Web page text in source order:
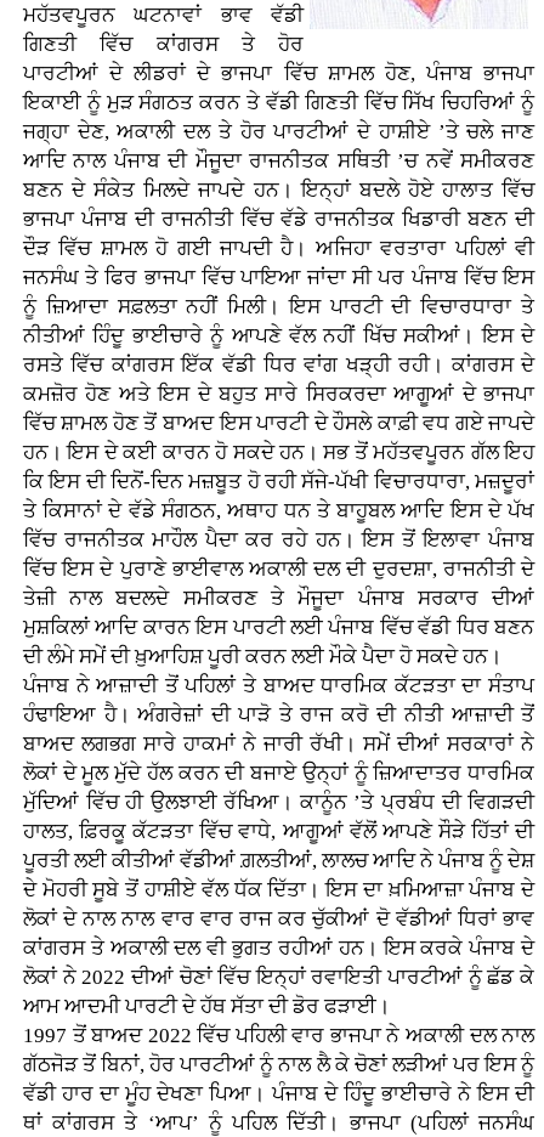
ਮਹੱਤਵਪੂਰਨ ਘਟਨਾਵਾਂ ਭਾਵ ਵੱਡੀ
ਗਿਣਤੀ ਵਿੱਚ ਕਾਂਗਰਸ ਤੇ ਹੋਰ
ਪਾਰਟੀਆਂ ਦੇ ਲੀਡਰਾਂ ਦੇ ਭਾਜਪਾ ਵਿੱਚ ਸ਼ਾਮਲ ਹੋਣ, ਪੰਜਾਬ ਭਾਜਪਾ
ਇਕਾਈ ਨੂੰ ਮੁੜ ਸੰਗਠਤ ਕਰਨ ਤੇ ਵੱਡੀ ਗਿਣਤੀ ਵਿੱਚ ਸਿੱਖ ਚਿਹਰਿਆਂ ਨੂੰ
ਜਗ੍ਹਾ ਦੇਣ, ਅਕਾਲੀ ਦਲ ਤੇ ਹੋਰ ਪਾਰਟੀਆਂ ਦੇ ਹਾਸ਼ੀਏ ’ਤੇ ਚਲੇ ਜਾਣ
ਆਦਿ ਨਾਲ ਪੰਜਾਬ ਦੀ ਮੌਜੂਦਾ ਰਾਜਨੀਤਕ ਸਥਿਤੀ ’ਚ ਨਵੇਂ ਸਮੀਕਰਣ
ਬਣਨ ਦੇ ਸੰਕੇਤ ਮਿਲਦੇ ਜਾਪਦੇ ਹਨ। ਇਨ੍ਹਾਂ ਬਦਲੇ ਹੋਏ ਹਾਲਾਤ ਵਿੱਚ
ਭਾਜਪਾ ਪੰਜਾਬ ਦੀ ਰਾਜਨੀਤੀ ਵਿੱਚ ਵੱਡੇ ਰਾਜਨੀਤਕ ਖਿਡਾਰੀ ਬਣਨ ਦੀ
ਦੌੜ ਵਿੱਚ ਸ਼ਾਮਲ ਹੋ ਗਈ ਜਾਪਦੀ ਹੈ। ਅਜਿਹਾ ਵਰਤਾਰਾ ਪਹਿਲਾਂ ਵੀ
ਜਨਸੰਘ ਤੇ ਫਿਰ ਭਾਜਪਾ ਵਿੱਚ ਪਾਇਆ ਜਾਂਦਾ ਸੀ ਪਰ ਪੰਜਾਬ ਵਿੱਚ ਇਸ
ਨੂੰ ਜ਼ਿਆਦਾ ਸਫ਼ਲਤਾ ਨਹੀਂ ਮਿਲੀ। ਇਸ ਪਾਰਟੀ ਦੀ ਵਿਚਾਰਧਾਰਾ ਤੇ
ਨੀਤੀਆਂ ਹਿੰਦੂ ਭਾਈਚਾਰੇ ਨੂੰ ਆਪਣੇ ਵੱਲ ਨਹੀਂ ਖਿੱਚ ਸਕੀਆਂ। ਇਸ ਦੇ
ਰਸਤੇ ਵਿੱਚ ਕਾਂਗਰਸ ਇੱਕ ਵੱਡੀ ਧਿਰ ਵਾਂਗ ਖੜ੍ਹੀ ਰਹੀ। ਕਾਂਗਰਸ ਦੇ
ਕਮਜ਼ੋਰ ਹੋਣ ਅਤੇ ਇਸ ਦੇ ਬਹੁਤ ਸਾਰੇ ਸਿਰਕਰਦਾ ਆਗੂਆਂ ਦੇ ਭਾਜਪਾ
ਵਿੱਚ ਸ਼ਾਮਲ ਹੋਣ ਤੋਂ ਬਾਅਦ ਇਸ ਪਾਰਟੀ ਦੇ ਹੌਸਲੇ ਕਾਫ਼ੀ ਵਧ ਗਏ ਜਾਪਦੇ
ਹਨ। ਇਸ ਦੇ ਕਈ ਕਾਰਨ ਹੋ ਸਕਦੇ ਹਨ। ਸਭ ਤੋਂ ਮਹੱਤਵਪੂਰਨ ਗੱਲ ਇਹ
ਕਿ ਇਸ ਦੀ ਦਿਨੋਂ-ਦਿਨ ਮਜ਼ਬੂਤ ਹੋ ਰਹੀ ਸੱਜੇ-ਪੱਖੀ ਵਿਚਾਰਧਾਰਾ, ਮਜ਼ਦੂਰਾਂ
ਤੇ ਕਿਸਾਨਾਂ ਦੇ ਵੱਡੇ ਸੰਗਠਨ, ਅਥਾਹ ਧਨ ਤੇ ਬਾਹੂਬਲ ਆਦਿ ਇਸ ਦੇ ਪੱਖ
ਵਿੱਚ ਰਾਜਨੀਤਕ ਮਾਹੌਲ ਪੈਦਾ ਕਰ ਰਹੇ ਹਨ। ਇਸ ਤੋਂ ਇਲਾਵਾ ਪੰਜਾਬ
ਵਿੱਚ ਇਸ ਦੇ ਪੁਰਾਣੇ ਭਾਈਵਾਲ ਅਕਾਲੀ ਦਲ ਦੀ ਦੁਰਦਸ਼ਾ, ਰਾਜਨੀਤੀ ਦੇ
ਤੇਜ਼ੀ ਨਾਲ ਬਦਲਦੇ ਸਮੀਕਰਣ ਤੇ ਮੌਜੂਦਾ ਪੰਜਾਬ ਸਰਕਾਰ ਦੀਆਂ
ਮੁਸ਼ਕਿਲਾਂ ਆਦਿ ਕਾਰਨ ਇਸ ਪਾਰਟੀ ਲਈ ਪੰਜਾਬ ਵਿੱਚ ਵੱਡੀ ਧਿਰ ਬਣਨ
ਦੀ ਲੰਮੇ ਸਮੇਂ ਦੀ ਖ਼ੁਆਹਿਸ਼ ਪੂਰੀ ਕਰਨ ਲਈ ਮੌਕੇ ਪੈਦਾ ਹੋ ਸਕਦੇ ਹਨ।
ਪੰਜਾਬ ਨੇ ਆਜ਼ਾਦੀ ਤੋਂ ਪਹਿਲਾਂ ਤੇ ਬਾਅਦ ਧਾਰਮਿਕ ਕੱਟੜਤਾ ਦਾ ਸੰਤਾਪ
ਹੰਢਾਇਆ ਹੈ। ਅੰਗਰੇਜ਼ਾਂ ਦੀ ਪਾੜੋ ਤੇ ਰਾਜ ਕਰੋ ਦੀ ਨੀਤੀ ਆਜ਼ਾਦੀ ਤੋਂ
ਬਾਅਦ ਲਗਭਗ ਸਾਰੇ ਹਾਕਮਾਂ ਨੇ ਜਾਰੀ ਰੱਖੀ। ਸਮੇਂ ਦੀਆਂ ਸਰਕਾਰਾਂ ਨੇ
ਲੋਕਾਂ ਦੇ ਮੂਲ ਮੁੱਦੇ ਹੱਲ ਕਰਨ ਦੀ ਬਜਾਏ ਉਨ੍ਹਾਂ ਨੂੰ ਜ਼ਿਆਦਾਤਰ ਧਾਰਮਿਕ
ਮੁੱਦਿਆਂ ਵਿੱਚ ਹੀ ਉਲਝਾਈ ਰੱਖਿਆ। ਕਾਨੂੰਨ ’ਤੇ ਪ੍ਰਬੰਧ ਦੀ ਵਿਗੜਦੀ
ਹਾਲਤ, ਫ਼ਿਰਕੂ ਕੱਟੜਤਾ ਵਿੱਚ ਵਾਧੇ, ਆਗੂਆਂ ਵੱਲੋਂ ਆਪਣੇ ਸੌੜੇ ਹਿੱਤਾਂ ਦੀ
ਪੂਰਤੀ ਲਈ ਕੀਤੀਆਂ ਵੱਡੀਆਂ ਗ਼ਲਤੀਆਂ, ਲਾਲਚ ਆਦਿ ਨੇ ਪੰਜਾਬ ਨੂੰ ਦੇਸ਼
ਦੇ ਮੋਹਰੀ ਸੂਬੇ ਤੋਂ ਹਾਸ਼ੀਏ ਵੱਲ ਧੱਕ ਦਿੱਤਾ। ਇਸ ਦਾ ਖ਼ਮਿਆਜ਼ਾ ਪੰਜਾਬ ਦੇ
ਲੋਕਾਂ ਦੇ ਨਾਲ ਨਾਲ ਵਾਰ ਵਾਰ ਰਾਜ ਕਰ ਚੁੱਕੀਆਂ ਦੋ ਵੱਡੀਆਂ ਧਿਰਾਂ ਭਾਵ
ਕਾਂਗਰਸ ਤੇ ਅਕਾਲੀ ਦਲ ਵੀ ਭੁਗਤ ਰਹੀਆਂ ਹਨ। ਇਸ ਕਰਕੇ ਪੰਜਾਬ ਦੇ
ਲੋਕਾਂ ਨੇ 2022 ਦੀਆਂ ਚੋਣਾਂ ਵਿੱਚ ਇਨ੍ਹਾਂ ਰਵਾਇਤੀ ਪਾਰਟੀਆਂ ਨੂੰ ਛੱਡ ਕੇ
ਆਮ ਆਦਮੀ ਪਾਰਟੀ ਦੇ ਹੱਥ ਸੱਤਾ ਦੀ ਡੋਰ ਫੜਾਈ।
1997 ਤੋਂ ਬਾਅਦ 2022 ਵਿੱਚ ਪਹਿਲੀ ਵਾਰ ਭਾਜਪਾ ਨੇ ਅਕਾਲੀ ਦਲ ਨਾਲ
ਗੱਠਜੋੜ ਤੋਂ ਬਿਨਾਂ, ਹੋਰ ਪਾਰਟੀਆਂ ਨੂੰ ਨਾਲ ਲੈ ਕੇ ਚੋਣਾਂ ਲੜੀਆਂ ਪਰ ਇਸ ਨੂੰ
ਵੱਡੀ ਹਾਰ ਦਾ ਮੂੰਹ ਦੇਖਣਾ ਪਿਆ। ਪੰਜਾਬ ਦੇ ਹਿੰਦੂ ਭਾਈਚਾਰੇ ਨੇ ਇਸ ਦੀ
ਥਾਂ ਕਾਂਗਰਸ ਤੇ ‘ਆਪ’ ਨੂੰ ਪਹਿਲ ਦਿੱਤੀ। ਭਾਜਪਾ (ਪਹਿਲਾਂ ਜਨਸੰਘ